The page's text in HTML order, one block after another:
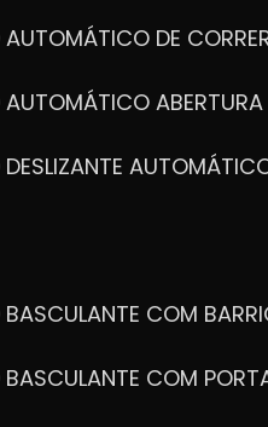
AUTOMÁTICO DE
AUTOMÁTICO ABERTURA
DESLIZANTE
BASCULANTE COM
BASCULANTE COM